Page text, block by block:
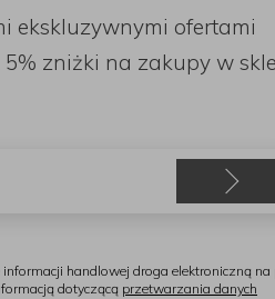
Taca Radici
Switch to English
ekskluzywnymi ofertami
5% zniżki na zakupy w
handlowej droga elektroniczną na
dotyczącą przetwarzania danych